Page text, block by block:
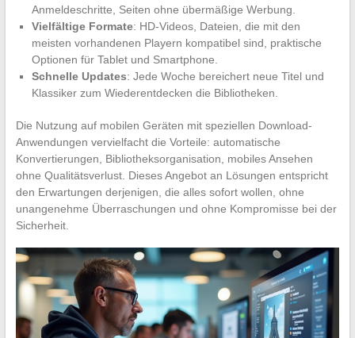
Anmeldeschritte, Seiten ohne übermäßige Werbung.
Vielfältige Formate: HD-Videos, Dateien, die mit den
meisten vorhandenen Playern kompatibel sind, praktische
Optionen für Tablet und Smartphone.
Schnelle Updates: Jede Woche bereichert neue Titel und
Klassiker zum Wiederentdecken die Bibliotheken.
Die Nutzung auf mobilen Geräten mit speziellen Download-
Anwendungen vervielfacht die Vorteile: automatische
Konvertierungen, Bibliotheksorganisation, mobiles Ansehen
ohne Qualitätsverlust. Dieses Angebot an Lösungen entspricht
den Erwartungen derjenigen, die alles sofort wollen, ohne
unangenehme Überraschungen und ohne Kompromisse bei der
Sicherheit.